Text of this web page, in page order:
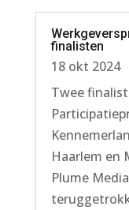
finalisten
18 okt 2024
Twee
Haarlem en
Plume